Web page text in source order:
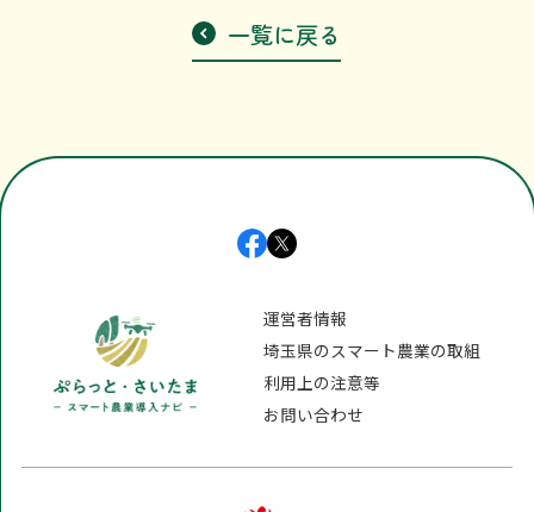
お問い合わせ
一覧に戻る
運営者情報
埼玉県のスマート農業の取組
利用上の注意等
お問い合わせ